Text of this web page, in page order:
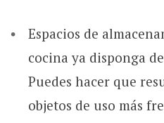
Espacios de
cocina ya disponga
Puedes hacer que
objetos de uso más